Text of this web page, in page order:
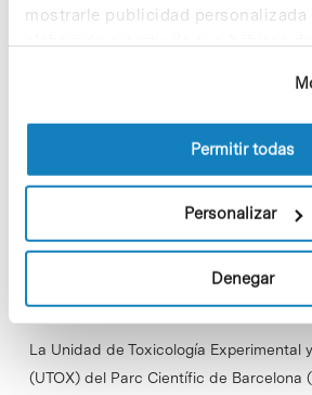
mostrarle publicidad personalizada
elaborado a partir de sus hábitos
información sobre las cookies
la Política de cookies del sitio web.
Permitir todas
Personalizar
Denegar
La Unidad de Toxicología Experimental
(UTOX) del Parc Científic de Barcelona